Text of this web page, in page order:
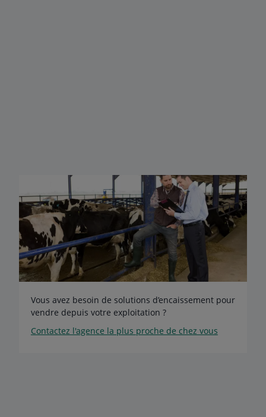
Vous avez besoin de solutions d’encaissement pour
vendre depuis votre exploitation ?
Contactez l'agence la plus proche de chez vous